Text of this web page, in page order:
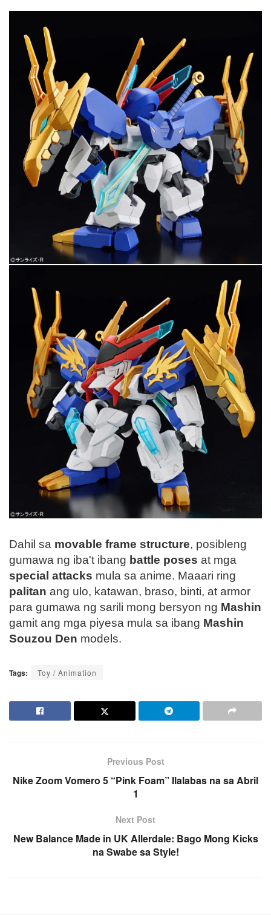
Dahil sa movable frame structure, posibleng
gumawa ng iba't ibang battle poses at mga
special attacks mula sa anime. Maaari ring
palitan ang ulo, katawan, braso, binti, at armor
para gumawa ng sarili mong bersyon ng Mashin
gamit ang mga piyesa mula sa ibang Mashin
Souzou Den models.
Tags: Toy / Animation
Previous Post
Nike Zoom Vomero 5 “Pink Foam” Ilalabas na sa Abril
1
Next Post
New Balance Made in UK Allerdale: Bago Mong Kicks
na Swabe sa Style!